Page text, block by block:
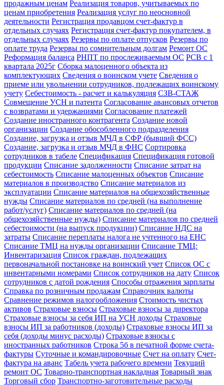
продажным ценам Реализация товаров, учитываемых по
ценам приобретения Реализация услуг по неосновной
деятельности Регистрация продавцом счет-фактур в
отдельных случаях Регистрация счет-фактур покупателем, в
отдельных случаях Резервы по оплате отпусков Резервы по
оплате труда Резервы по сомнительным долгам Ремонт ОС
Реформация баланса РНПТ по прослеживаемым ОС РСВ с 1
квартала 2025г Сборка малоценного объекта из
комплектующих Сведения о воинском учете Сведения о
приеме или увольнении сотрудников, подлежащих воинскому
учету Себестоимость - расчет и калькуляция СЗВ-СТАЖ
Совмещение УСН и патента Согласование авансовых отчетов
с возвратами и удержаниями Согласование платежей
Создание иностранного контрагента Создание новой
организации Создание обособленного подразделения
Создание, загрузка и отзыв МЧД в СФР (бывший ФСС)
Создание, загрузка и отзыв МЧД в ФНС Сортировка
сотрудников в табеле Спецификация Спецификация готовой
продукции Списание задолженности Списание затрат на
себестоимость Списание малоценных объектов Списание
материалов в производство Списание материалов из
эксплуатации Списание материалов на общехозяйственные
нужды Списание материалов по средней (на выполнение
работ/услуг) Списание материалов по средней (на
общехозяйственные нужды) Списание материалов по средней
себестоимости (на выпуск продукции) Списание НДС на
затраты Списание переплаты налога не учтенного на ЕНС
Списание ТМЦ на нужды организации Списание ТМЦ:
Инвентаризация Список граждан, подлежащих
первоначальной постановке на воинский учет Список ОС с
инвентарными номерами Список сотрудников на дату Список
сотрудников с датой рождения Способы отражения зарплаты
Справка по розничным продажам Справочник валюты
Сравнение режимов налогообложения Стоимость чистых
активов Страховые взносы Страховые взносы за директора
Страховые взносы за себя ИП на УСН доходы Страховые
взносы ИП за работников (доходы) Страховые взносы ИП за
себя (доходы минус расходы) Страховые взносы с
иностранных работников Строка 5б в печатной форме счета-
фактуры Суточные и командировочные Счет на оплату Счет-
фактура на аванс Табель учета рабочего времени Текущий
ремонт ОС Товарно-транспортная накладная Товарный знак
Торговый сбор Транспортно-заготовительные расходы